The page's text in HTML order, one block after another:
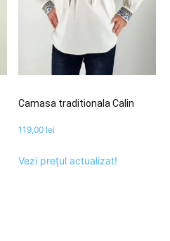
Camasa traditionala Calin
119,00 lei
Vezi prețul actualizat!